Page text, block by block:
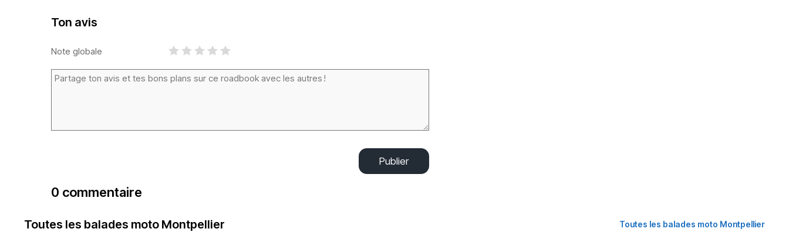
Ton avis
Note globale
Publier
0 commentaire
Toutes les balades moto Montpellier Toutes les balades moto Montpellier